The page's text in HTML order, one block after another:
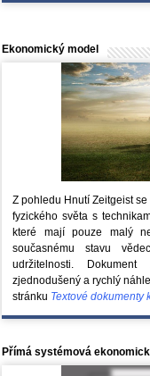
Ekonomický model
Z pohledu Hnutí Zeitgeist
fyzického světa s
které mají pouze malý
současnému stavu
udržitelnosti. Dokument
zjednodušený a rychlý
stránku Textové dokumenty
Přímá systémová